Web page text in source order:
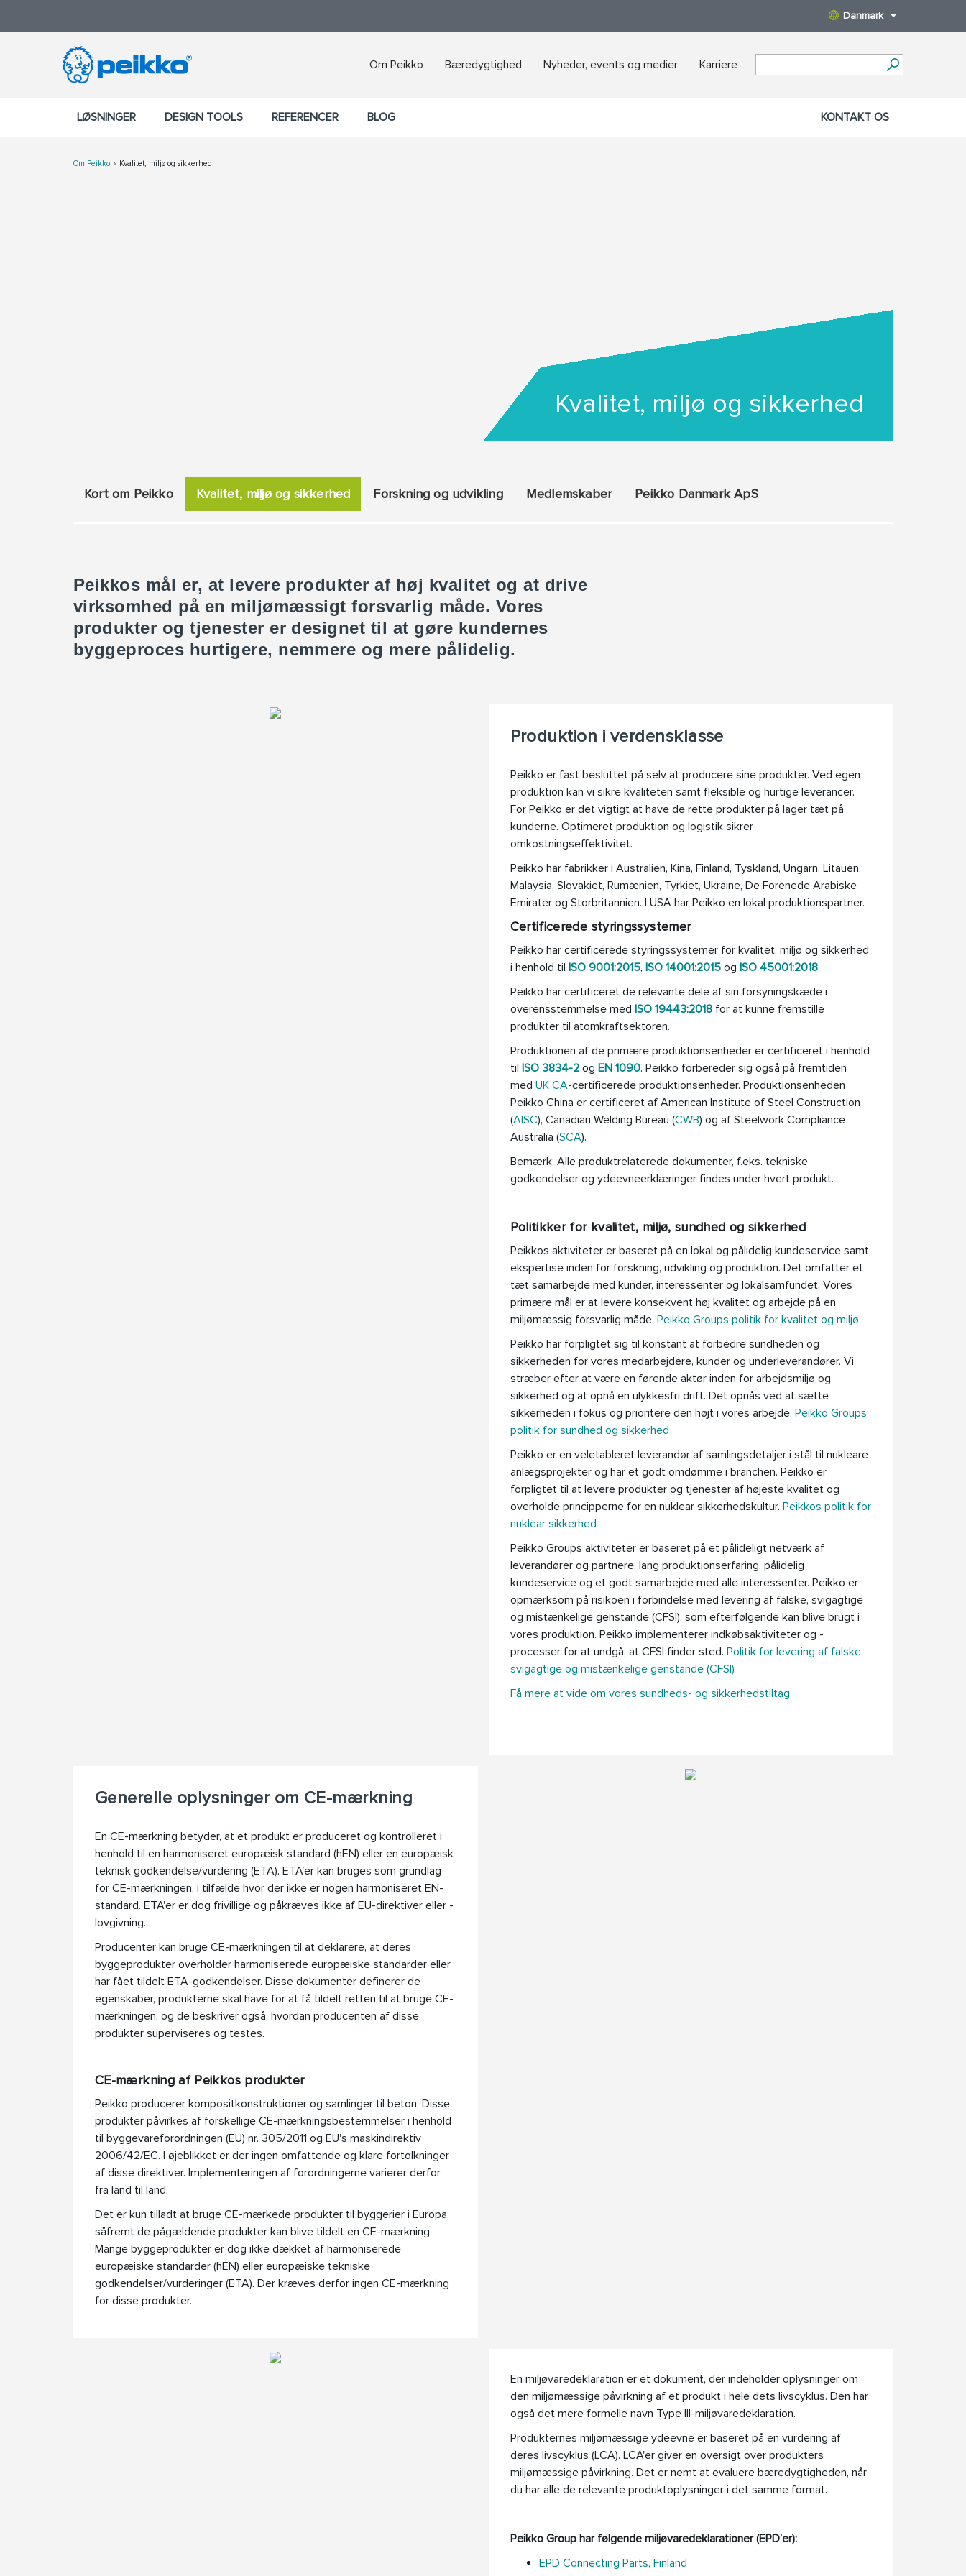
Danmark
Om Peikko Bæredygtighed Nyheder, events og medier Karriere
LØSNINGER DESIGN TOOLS REFERENCER BLOG KONTAKT OS
Om Peikko Kvalitet, miljø og sikkerhed
Kvalitet, miljø og sikkerhed
Kort om Peikko Kvalitet, miljø og sikkerhed Forskning og udvikling Medlemskaber Peikko Danmark ApS
Peikkos mål er, at levere produkter af høj kvalitet og at drive
virksomhed på en miljømæssigt forsvarlig måde. Vores
produkter og tjenester er designet til at gøre kundernes
byggeproces hurtigere, nemmere og mere pålidelig.
Produktion i verdensklasse
Peikko er fast besluttet på selv at producere sine produkter. Ved egen
produktion kan vi sikre kvaliteten samt fleksible og hurtige leverancer.
For Peikko er det vigtigt at have de rette produkter på lager tæt på
kunderne. Optimeret produktion og logistik sikrer
omkostningseffektivitet.
Peikko har fabrikker i Australien, Kina, Finland, Tyskland, Ungarn, Litauen,
Malaysia, Slovakiet, Rumænien, Tyrkiet, Ukraine, De Forenede Arabiske
Emirater og Storbritannien. I USA har Peikko en lokal produktionspartner.
Certificerede styringssystemer
Peikko har certificerede styringssystemer for kvalitet, miljø og sikkerhed
i henhold til ISO 9001:2015, ISO 14001:2015og ISO 45001:2018.
Peikko har certificeret de relevante dele af sin forsyningskæde i
overensstemmelse med ISO 19443:2018for at kunne fremstille
produkter til atomkraftsektoren.
Produktionen af de primære produktionsenheder er certificeret i henhold
til ISO 3834-2og EN 1090. Peikko forbereder sig også på fremtiden
med UK CA-certificerede produktionsenheder. Produktionsenheden
Peikko China er certificeret af American Institute of Steel Construction
(AISC), Canadian Welding Bureau (CWB) og af Steelwork Compliance
Australia (SCA).
Bemærk: Alle produktrelaterede dokumenter, f.eks. tekniske
godkendelser og ydeevneerklæringer findes under hvert produkt.
Politikker for kvalitet, miljø, sundhed og sikkerhed
Peikkos aktiviteter er baseret på en lokal og pålidelig kundeservice samt
ekspertise inden for forskning, udvikling og produktion. Det omfatter et
tæt samarbejde med kunder, interessenter og lokalsamfundet. Vores
primære mål er at levere konsekvent høj kvalitet og arbejde på en
miljømæssig forsvarlig måde. Peikko Groups politik for kvalitet og miljø
Peikko har forpligtet sig til konstant at forbedre sundheden og
sikkerheden for vores medarbejdere, kunder og underleverandører. Vi
stræber efter at være en førende aktør inden for arbejdsmiljø og
sikkerhed og at opnå en ulykkesfri drift. Det opnås ved at sætte
sikkerheden i fokus og prioritere den højt i vores arbejde. Peikko Groups
politik for sundhed og sikkerhed
Peikko er en veletableret leverandør af samlingsdetaljer i stål til nukleare
anlægsprojekter og har et godt omdømme i branchen. Peikko er
forpligtet til at levere produkter og tjenester af højeste kvalitet og
overholde principperne for en nuklear sikkerhedskultur. Peikkos politik for
nuklear sikkerhed
Peikko Groups aktiviteter er baseret på et pålideligt netværk af
leverandører og partnere, lang produktionserfaring, pålidelig
kundeservice og et godt samarbejde med alle interessenter. Peikko er
opmærksom på risikoen i forbindelse med levering af falske, svigagtige
og mistænkelige genstande (CFSI), som efterfølgende kan blive brugt i
vores produktion. Peikko implementerer indkøbsaktiviteter og -
processer for at undgå, at CFSI finder sted. Politik for levering af falske,
svigagtige og mistænkelige genstande (CFSI)
Få mere at vide om vores sundheds- og sikkerhedstiltag
Generelle oplysninger om CE-mærkning
En CE-mærkning betyder, at et produkt er produceret og kontrolleret i
henhold til en harmoniseret europæisk standard (hEN) eller en europæisk
teknisk godkendelse/vurdering (ETA). ETA'er kan bruges som grundlag
for CE-mærkningen, i tilfælde hvor der ikke er nogen harmoniseret EN-
standard. ETA'er er dog frivillige og påkræves ikke af EU-direktiver eller -
lovgivning.
Producenter kan bruge CE-mærkningen til at deklarere, at deres
byggeprodukter overholder harmoniserede europæiske standarder eller
har fået tildelt ETA-godkendelser. Disse dokumenter definerer de
egenskaber, produkterne skal have for at få tildelt retten til at bruge CE-
mærkningen, og de beskriver også, hvordan producenten af disse
produkter superviseres og testes.
CE-mærkning af Peikkos produkter
Peikko producerer kompositkonstruktioner og samlinger til beton. Disse
produkter påvirkes af forskellige CE-mærkningsbestemmelser i henhold
til byggevareforordningen (EU) nr. 305/2011 og EU's maskindirektiv
2006/42/EC. I øjeblikket er der ingen omfattende og klare fortolkninger
af disse direktiver. Implementeringen af forordningerne varierer derfor
fra land til land.
Det er kun tilladt at bruge CE-mærkede produkter til byggerier i Europa,
såfremt de pågældende produkter kan blive tildelt en CE-mærkning.
Mange byggeprodukter er dog ikke dækket af harmoniserede
europæiske standarder (hEN) eller europæiske tekniske
godkendelser/vurderinger (ETA). Der kræves derfor ingen CE-mærkning
for disse produkter.
En miljøvaredeklaration er et dokument, der indeholder oplysninger om
den miljømæssige påvirkning af et produkt i hele dets livscyklus. Den har
også det mere formelle navn Type III-miljøvaredeklaration.
Produkternes miljømæssige ydeevne er baseret på en vurdering af
deres livscyklus (LCA). LCA'er giver en oversigt over produkters
miljømæssige påvirkning. Det er nemt at evaluere bæredygtigheden, når
du har alle de relevante produktoplysninger i det samme format.
Peikko Group har følgende miljøvaredeklarationer (EPD’er):
EPD Connecting Parts, Finland